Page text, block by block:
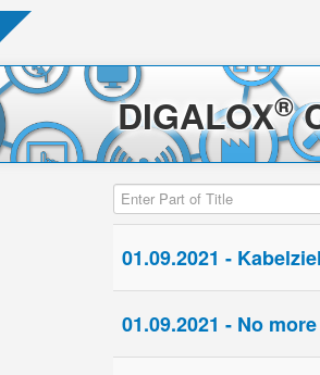
DIGALOX®
Enter Part of Title
01.09.2021 -
01.09.2021 - No